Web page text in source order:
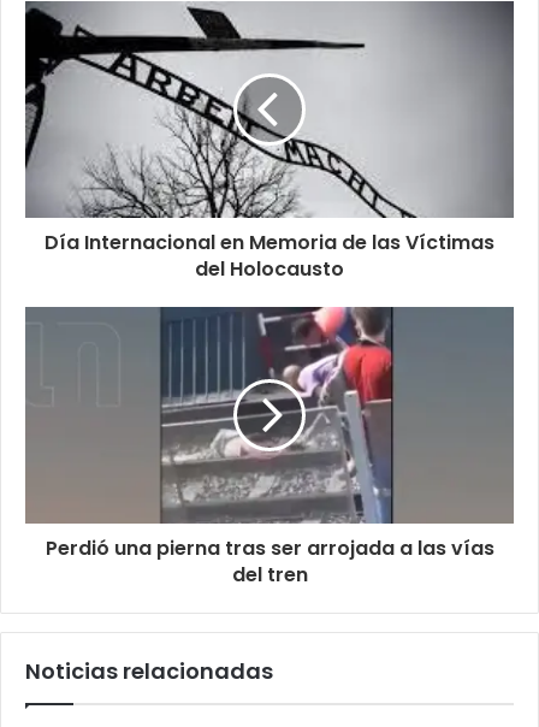
Día Internacional en Memoria de las Víctimas
del Holocausto
Perdió una pierna tras ser arrojada a las vías
del tren
Noticias relacionadas